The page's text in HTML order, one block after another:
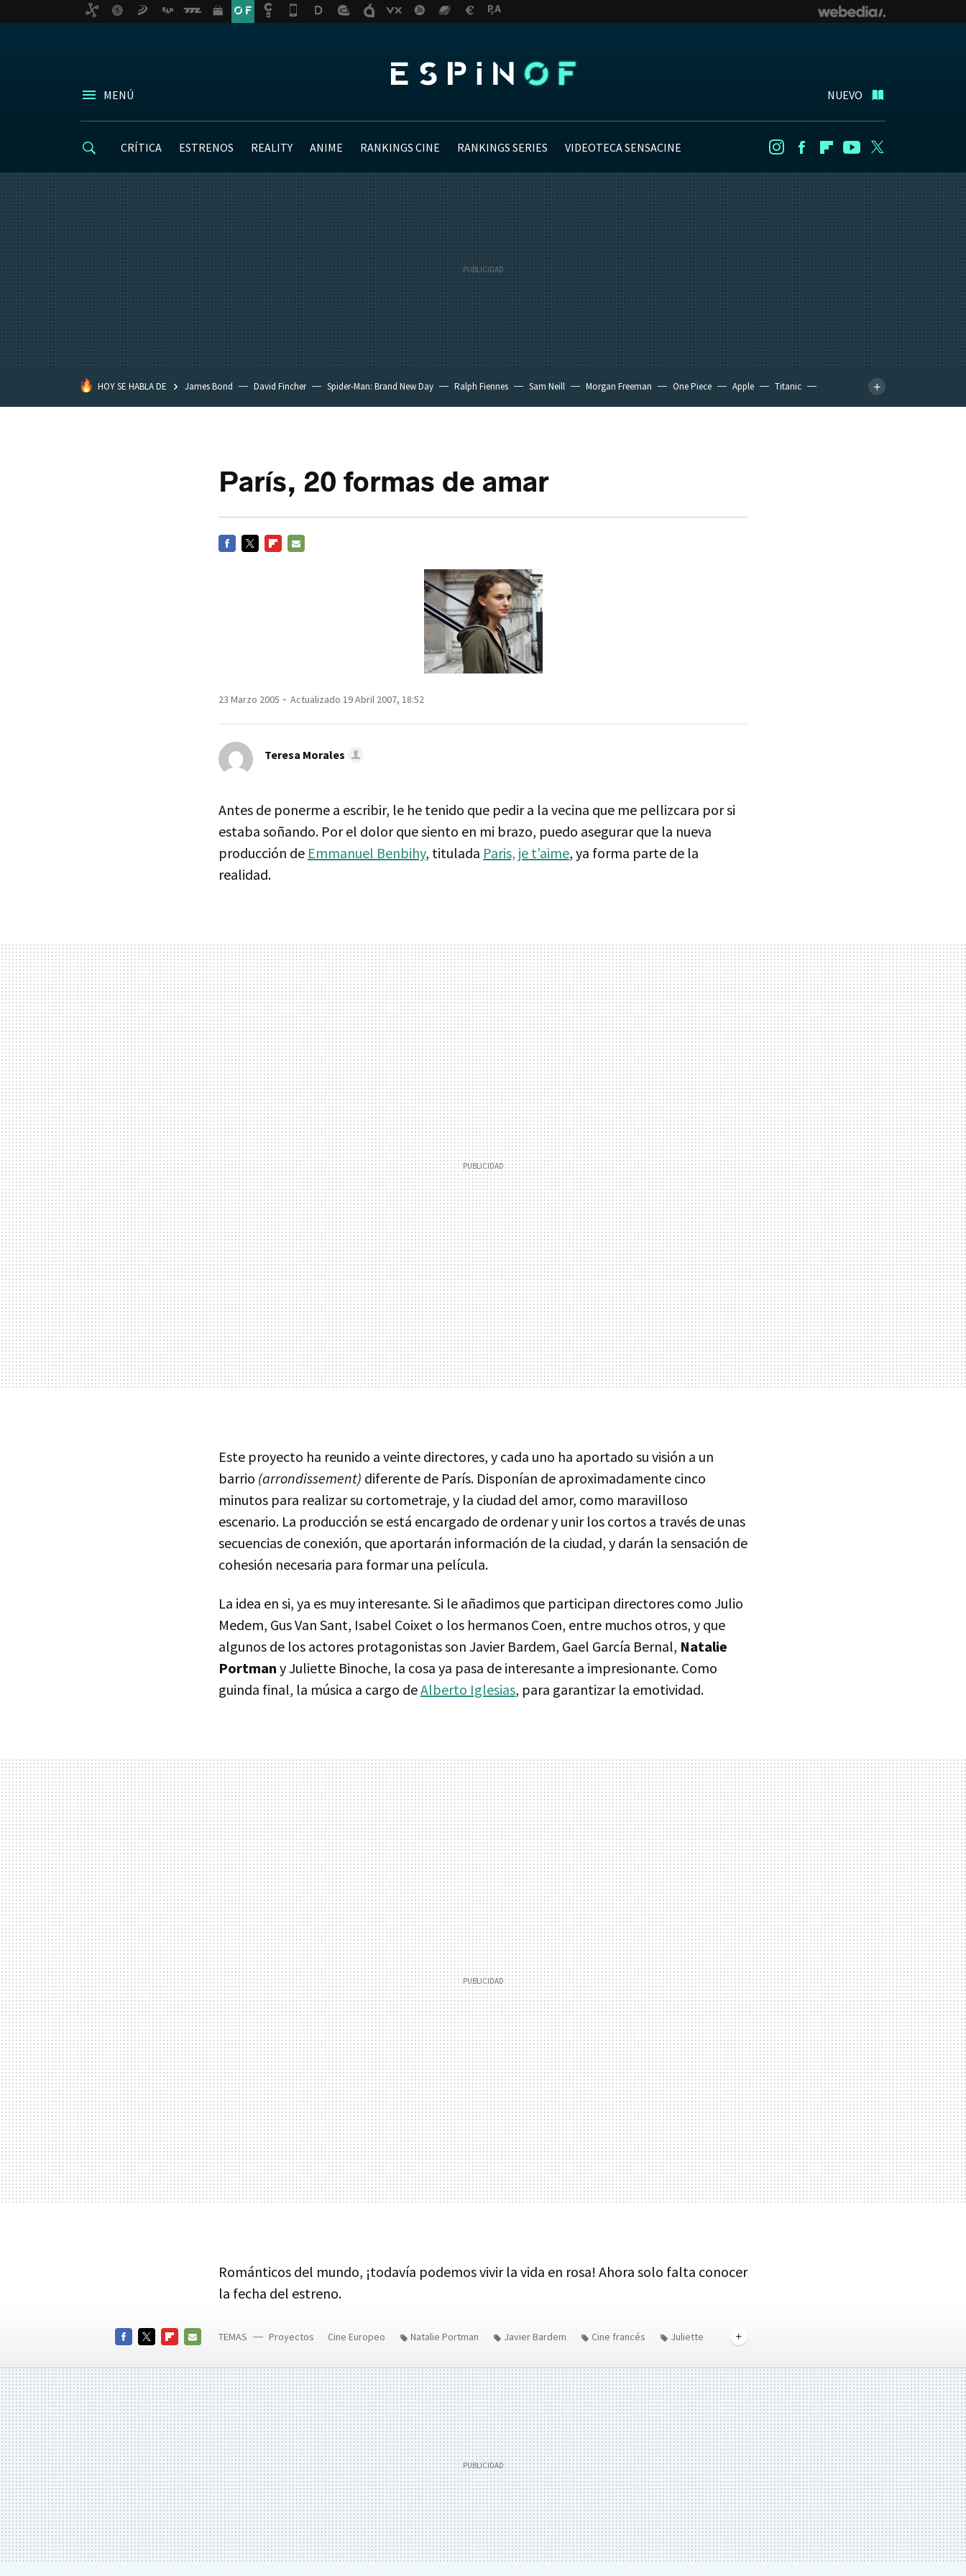
MENÚ NUEVO
CRÍTICA ESTRENOS REALITY ANIME RANKINGS CINE RANKINGS SERIES VIDEOTECA SENSACINE InstagramFacebookFlipboard
Youtube
HOY SE HABLA DE James Bond David Fincher Spider-Man: Brand New Day Ralph Fiennes Sam Neill Morgan Freeman One Piece Apple
Titanic
París, 20 formas de amar
23 Marzo 2005 Actualizado 19 Abril 2007, 18:52
Teresa Morales
Antes de ponerme a escribir, le he tenido que pedir a la vecina que me pellizcara por si
estaba soñando. Por el dolor que siento en mi brazo, puedo asegurar que la nueva
producción de Emmanuel Benbihy, titulada Paris, je t’aime, ya forma parte de la
realidad.
Este proyecto ha reunido a veinte directores, y cada uno ha aportado su visión a un
barrio (arrondissement) diferente de París. Disponían de aproximadamente cinco
minutos para realizar su cortometraje, y la ciudad del amor, como maravilloso
escenario. La producción se está encargado de ordenar y unir los cortos a través de unas
secuencias de conexión, que aportarán información de la ciudad, y darán la sensación de
cohesión necesaria para formar una película.
La idea en si, ya es muy interesante. Si le añadimos que participan directores como Julio
Medem, Gus Van Sant, Isabel Coixet o los hermanos Coen, entre muchos otros, y que
algunos de los actores protagonistas son Javier Bardem, Gael García Bernal, Natalie
Portman y Juliette Binoche, la cosa ya pasa de interesante a impresionante. Como
guinda final, la música a cargo deAlberto Iglesias, para garantizar la emotividad.
Románticos del mundo, ¡todavía podemos vivir la vida en rosa! Ahora solo falta conocer
la fecha del estreno.
MAIL
TEMAS Proyectos Cine Europeo Natalie Portman Javier Bardem Cine francés
Juliette